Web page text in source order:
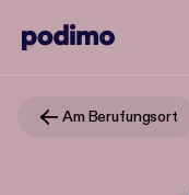
Am Berufungsort